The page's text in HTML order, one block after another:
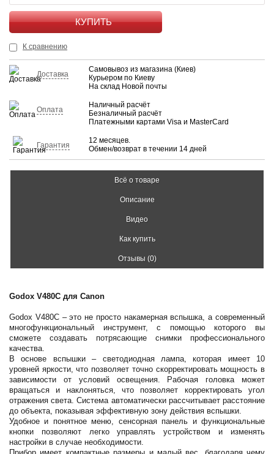
КУПИТЬ
К сравнению
Доставка
Самовывоз из магазина (Киев)
Курьером по Киеву
На склад Новой почты
Оплата
Наличный расчёт
Безналичный расчёт
Платежными картами Visa и MasterCard
Гарантия
12 месяцев.
Обмен/возврат в течении 14 дней
Всё о товаре
Описание
Видео
Как купить
Отзывы (0)
Godox V480C для Canon
Godox V480C – это не просто накамерная вспышка, а современный
многофункциональный инструмент, с помощью которого вы
сможете создавать потрясающие снимки профессионального
качества.
В основе вспышки – светодиодная лампа, которая имеет 10
уровней яркости, что позволяет точно скорректировать мощность в
зависимости от условий освещения. Рабочая головка может
вращаться и наклоняться, что позволяет корректировать угол
отражения света. Система автоматически рассчитывает расстояние
до объекта, показывая эффективную зону действия вспышки.
Удобное и понятное меню, сенсорная панель и функциональные
кнопки позволяют легко управлять устройством и изменять
настройки в случае необходимости.